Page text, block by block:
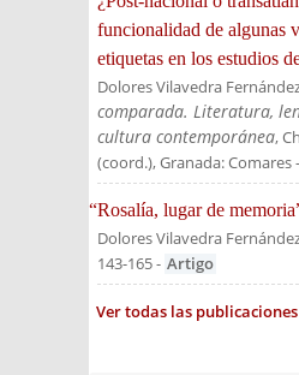
funcionalidad de algunas
etiquetas en los estudios
Dolores Vilavedra
comparada. Literatura,
cultura contemporánea,
(coord.), Granada: Comares-
“Rosalía, lugar de
Dolores Vilavedra
143-165- Artigo
Ver todas las